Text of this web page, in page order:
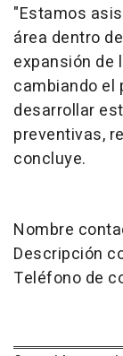
"Estamos
área dentro
expansión de
cambiando el
desarrollar
preventivas,
concluye.
Nombre
Descripción
Teléfono de